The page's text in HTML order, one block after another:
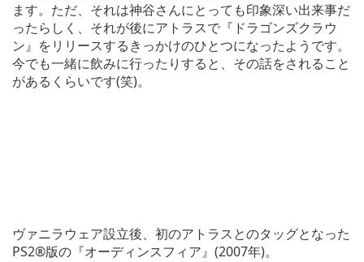
ます。ただ、それは神谷さんにとっても印象深い出来事だ
ったらしく、それが後にアトラスで『ドラゴンズクラウ
ン』をリリースするきっかけのひとつになったようです。
今でも一緒に飲みに行ったりすると、その話をされること
があるくらいです(笑)。
ヴァニラウェア設立後、初のアトラスとのタッグとなった
PS2®版の『オーディンスフィア』(2007年)。